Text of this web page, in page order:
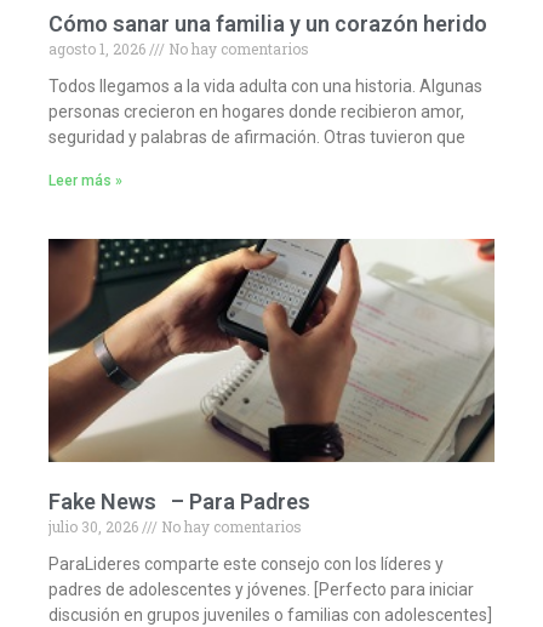
Cómo sanar una familia y un corazón herido
agosto 1, 2026
No hay comentarios
Todos llegamos a la vida adulta con una historia. Algunas
personas crecieron en hogares donde recibieron amor,
seguridad y palabras de afirmación. Otras tuvieron que
Leer más »
Fake News – Para Padres
julio 30, 2026
No hay comentarios
ParaLideres comparte este consejo con los líderes y
padres de adolescentes y jóvenes. [Perfecto para iniciar
discusión en grupos juveniles o familias con adolescentes]